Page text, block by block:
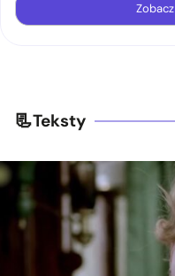
Zobacz
Teksty